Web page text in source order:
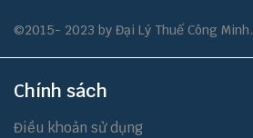
©2015- 2023 by Đại Lý Thuế Công Minh.
Chính sách
Điều khoản sử dụng